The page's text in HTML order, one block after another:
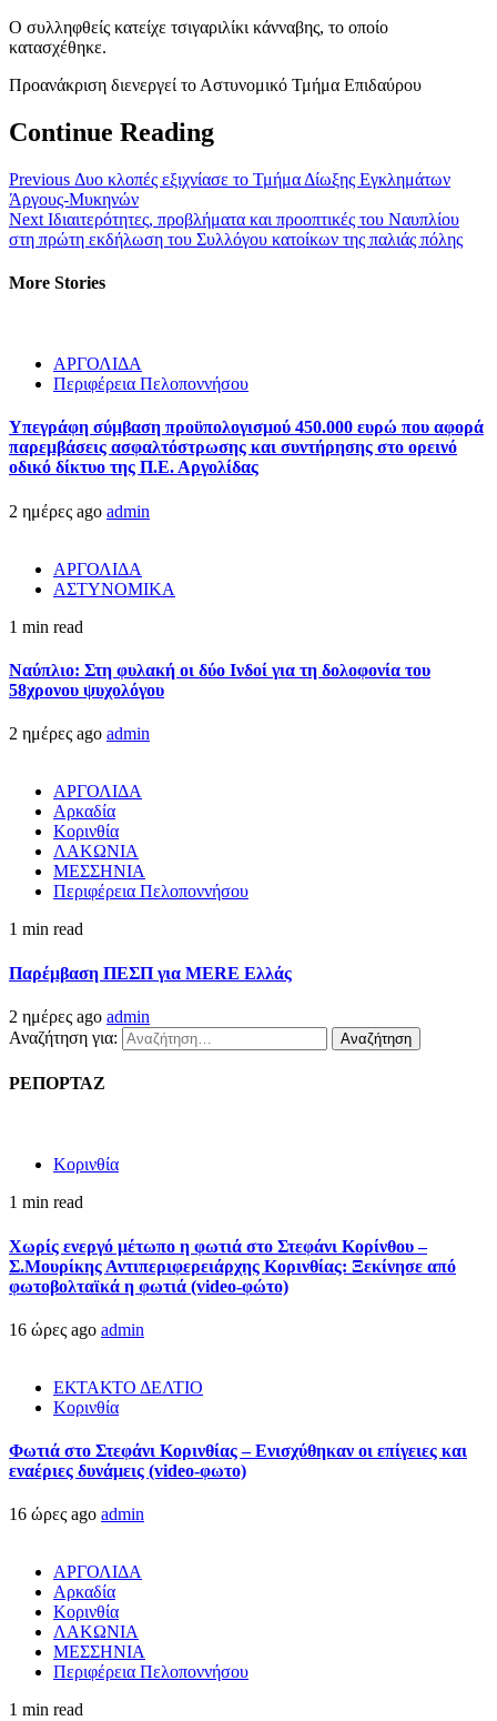
Ο συλληφθείς κατείχε τσιγαριλίκι κάνναβης, το οποίο
κατασχέθηκε.
Προανάκριση διενεργεί το Αστυνομικό Τμήμα Επιδαύρου
Continue Reading
Previous Δυο κλοπές εξιχνίασε το Τμήμα Δίωξης Εγκλημάτων
Άργους-Μυκηνών
Next Ιδιαιτερότητες, προβλήματα και προοπτικές του Ναυπλίου
στη πρώτη εκδήλωση του Συλλόγου κατοίκων της παλιάς πόλης
More Stories
ΑΡΓΟΛΙΔΑ
Περιφέρεια Πελοποννήσου
Υπεγράφη σύμβαση προϋπολογισμού 450.000 ευρώ που αφορά
παρεμβάσεις ασφαλτόστρωσης και συντήρησης στο ορεινό
οδικό δίκτυο της Π.Ε. Αργολίδας
2 ημέρες ago admin
ΑΡΓΟΛΙΔΑ
ΑΣΤΥΝΟΜΙΚΑ
1 min read
Ναύπλιο: Στη φυλακή οι δύο Ινδοί για τη δολοφονία του
58χρονου ψυχολόγου
2 ημέρες ago admin
ΑΡΓΟΛΙΔΑ
Αρκαδία
Κορινθία
ΛΑΚΩΝΙΑ
ΜΕΣΣΗΝΙΑ
Περιφέρεια Πελοποννήσου
1 min read
Παρέμβαση ΠΕΣΠ για MERE Ελλάς
2 ημέρες ago admin
Αναζήτηση για:
ΡΕΠΟΡΤΑΖ
Κορινθία
1 min read
Χωρίς ενεργό μέτωπο η φωτιά στο Στεφάνι Κορίνθου –
Σ.Μουρίκης Αντιπεριφερειάρχης Κορινθίας: Ξεκίνησε από
φωτοβολταϊκά η φωτιά (video-φώτο)
16 ώρες ago admin
ΕΚΤΑΚΤΟ ΔΕΛΤΙΟ
Κορινθία
Φωτιά στο Στεφάνι Κορινθίας – Ενισχύθηκαν οι επίγειες και
εναέριες δυνάμεις (video-φωτο)
16 ώρες ago admin
ΑΡΓΟΛΙΔΑ
Αρκαδία
Κορινθία
ΛΑΚΩΝΙΑ
ΜΕΣΣΗΝΙΑ
Περιφέρεια Πελοποννήσου
1 min read